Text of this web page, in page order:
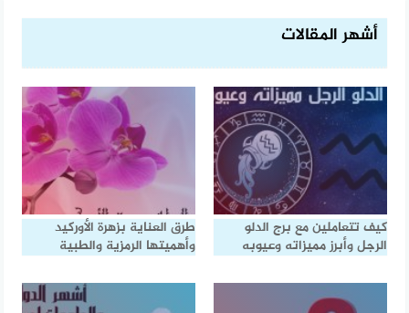
أشهر المقالات
كيف تتعاملين مع برج الدلو
الرجل وأبرز مميزاته وعيوبه
طرق العناية بزهرة الأوركيد
وأهميتها الرمزية والطبية